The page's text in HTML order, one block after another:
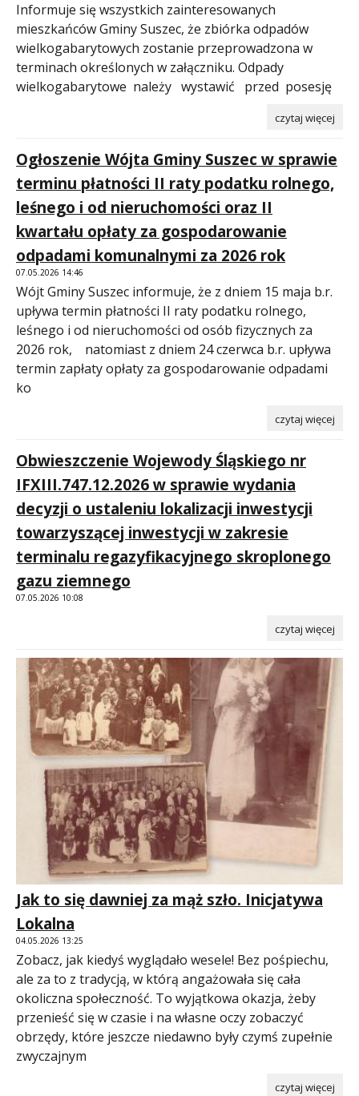
Informuje się wszystkich zainteresowanych
mieszkańców Gminy Suszec, że zbiórka odpadów
wielkogabarytowych zostanie przeprowadzona w
terminach określonych w załączniku. Odpady
wielkogabarytowe należy wystawić przed posesję
czytaj więcej
Ogłoszenie Wójta Gminy Suszec w sprawie
terminu płatności II raty podatku rolnego,
leśnego i od nieruchomości oraz II
kwartału opłaty za gospodarowanie
odpadami komunalnymi za 2026 rok
07.05.2026 14:46
Wójt Gminy Suszec informuje, że z dniem 15 maja b.r.
upływa termin płatności II raty podatku rolnego,
leśnego i od nieruchomości od osób fizycznych za
2026 rok, natomiast z dniem 24 czerwca b.r. upływa
termin zapłaty opłaty za gospodarowanie odpadami
ko
czytaj więcej
Obwieszczenie Wojewody Śląskiego nr
IFXIII.747.12.2026 w sprawie wydania
decyzji o ustaleniu lokalizacji inwestycji
towarzyszącej inwestycji w zakresie
terminalu regazyfikacyjnego skroplonego
gazu ziemnego
07.05.2026 10:08
czytaj więcej
Jak to się dawniej za mąż szło. Inicjatywa
Lokalna
04.05.2026 13:25
Zobacz, jak kiedyś wyglądało wesele! Bez pośpiechu,
ale za to z tradycją, w którą angażowała się cała
okoliczna społeczność. To wyjątkowa okazja, żeby
przenieść się w czasie i na własne oczy zobaczyć
obrzędy, które jeszcze niedawno były czymś zupełnie
zwyczajnym
czytaj więcej